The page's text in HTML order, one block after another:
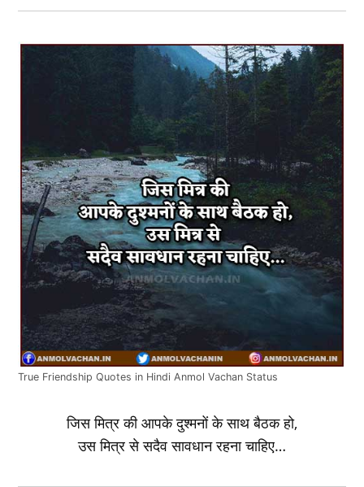
True Friendship Quotes in Hindi Anmol Vachan Status
जिस मित्र की आपके दुश्‍मनों के साथ बैठक हो,
उस मित्र से सदैव सावधान रहना चाहिए…